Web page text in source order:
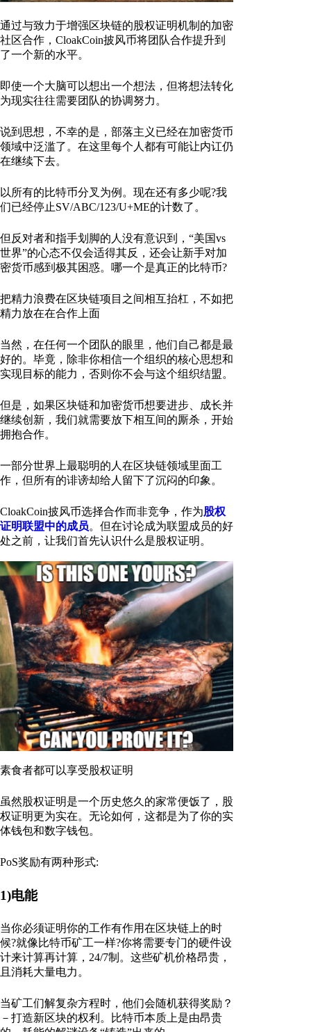
通过与致力于增强区块链的股权证明机制的加密
社区合作，CloakCoin披风币将团队合作提升到
了一个新的水平。
即使一个大脑可以想出一个想法，但将想法转化
为现实往往需要团队的协调努力。
说到思想，不幸的是，部落主义已经在加密货币
领域中泛滥了。在这里每个人都有可能让内讧仍
在继续下去。
以所有的比特币分叉为例。现在还有多少呢?我
们已经停止SV/ABC/123/U+ME的计数了。
但反对者和指手划脚的人没有意识到，“美国vs
世界”的心态不仅会适得其反，还会让新手对加
密货币感到极其困惑。哪一个是真正的比特币?
把精力浪费在区块链项目之间相互抬杠，不如把
精力放在在合作上面
当然，在任何一个团队的眼里，他们自己都是最
好的。毕竟，除非你相信一个组织的核心思想和
实现目标的能力，否则你不会与这个组织结盟。
但是，如果区块链和加密货币想要进步、成长并
继续创新，我们就需要放下相互间的厮杀，开始
拥抱合作。
一部分世界上最聪明的人在区块链领域里面工
作，但所有的诽谤却给人留下了沉闷的印象。
CloakCoin披风币选择合作而非竞争，作为股权
证明联盟中的成员。但在讨论成为联盟成员的好
处之前，让我们首先认识什么是股权证明。
素食者都可以享受股权证明
虽然股权证明是一个历史悠久的家常便饭了，股
权证明更为实在。无论如何，这都是为了你的实
体钱包和数字钱包。
PoS奖励有两种形式:
1)电能
当你必须证明你的工作有作用在区块链上的时
候?就像比特币矿工一样?你将需要专门的硬件设
计来计算再计算，24/7制。这些矿机价格昂贵，
且消耗大量电力。
当矿工们解复杂方程时，他们会随机获得奖励？
－打造新区块的权利。比特币本质上是由昂贵